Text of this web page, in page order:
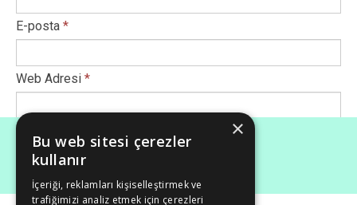
E-posta *
Web Adresi *
Afiş Ekle
Maksimum dosya boyutu (Mb): 50
×
Bu web sitesi çerezler
kullanır
İçeriği, reklamları kişiselleştirmek ve
trafiğimizi analiz etmek için çerezleri